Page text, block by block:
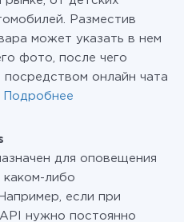
Разместив
может указать в нем
фото, после чего
онлайн чата
Подробнее
для оповещения
каком-либо
если при
нужно постоянно